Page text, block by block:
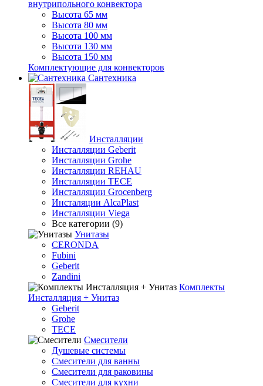
внутрипольного конвектора
Высота 65 мм
Высота 80 мм
Высота 100 мм
Высота 130 мм
Высота 150 мм
Комплектующие для конвекторов
Сантехника
Инсталляции
Инсталляции Geberit
Инсталляции Grohe
Инсталляции REHAU
Инсталляции TECE
Инсталляции Grocenberg
Инсталяции AlcaPlast
Инсталляции Viega
Все категории (9)
Унитазы
CERONDA
Fubini
Geberit
Zandini
Комплекты
Инсталляция + Унитаз
Geberit
Grohe
TECE
Смесители
Душевые системы
Смесители для ванны
Смесители для раковины
Смесители для кухни